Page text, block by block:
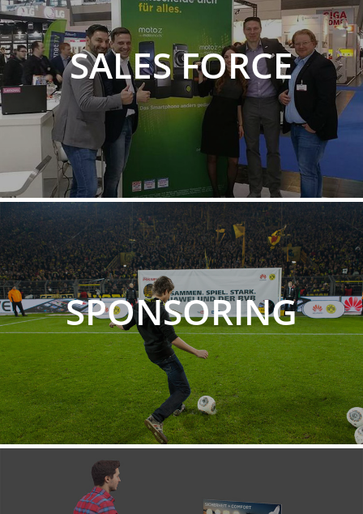
SALES FORCE
SPONSORING